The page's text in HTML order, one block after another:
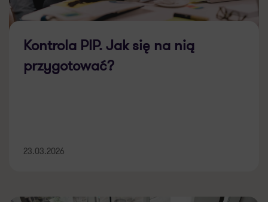
Kontrola PIP. Jak się na nią
przygotować?
23.03.2026